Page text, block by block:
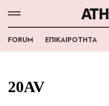
FORUM ΕΠΙΚΑΙΡΟΤΗΤΑ
20AV